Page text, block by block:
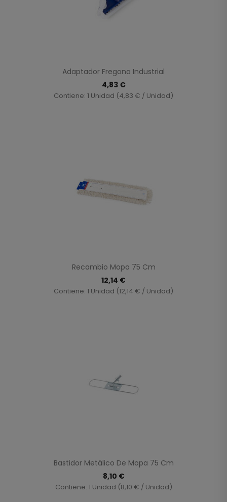
Adaptador Fregona Industrial
4,83 €
Contiene: 1 Unidad (4,83 € / Unidad)
Recambio Mopa 75 Cm
12,14 €
Contiene: 1 Unidad (12,14 € / Unidad)
Bastidor Metálico De Mopa 75 Cm
8,10 €
Contiene: 1 Unidad (8,10 € / Unidad)